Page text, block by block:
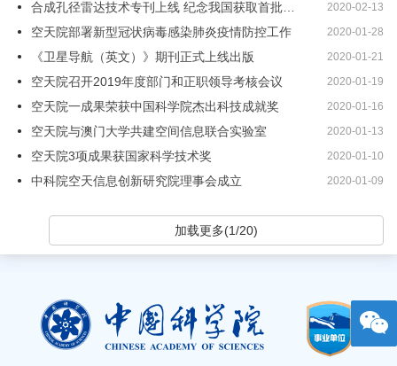
2020-02-13
空天院部署新型冠状病毒感染肺炎疫情防控工作 2020-01-28
《卫星导航（英文）》期刊正式上线出版 2020-01-21
空天院召开2019年度部门和正职领导考核会议 2020-01-19
空天院一成果荣获中国科学院杰出科技成就奖 2020-01-16
空天院与澳门大学共建空间信息联合实验室 2020-01-13
空天院3项成果获国家科学技术奖 2020-01-10
中科院空天信息创新研究院理事会成立 2020-01-09
加载更多(1/20)